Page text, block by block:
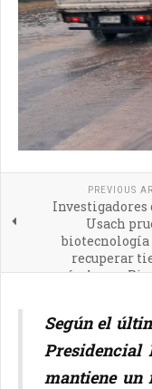
PREVIOUS
Investigadores
Usach
biotecnología
recuperar
agrícolas en
Según el
Presidencial
mantiene un